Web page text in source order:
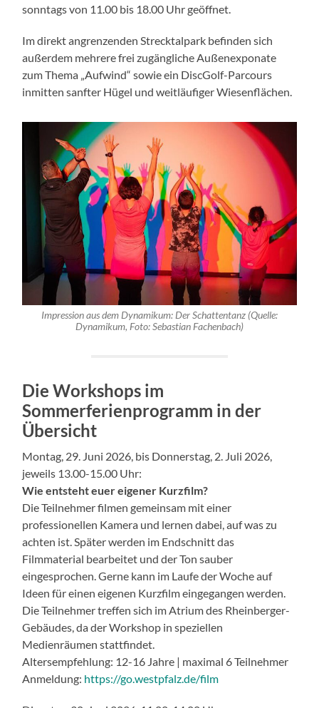
sonntags von 11.00 bis 18.00 Uhr geöffnet.
Im direkt angrenzenden Strecktalpark befinden sich
außerdem mehrere frei zugängliche Außenexponate
zum Thema „Aufwind“ sowie ein DiscGolf-Parcours
inmitten sanfter Hügel und weitläufiger Wiesenflächen.
Impression aus dem Dynamikum: Der Schattentanz (Quelle:
Dynamikum, Foto: Sebastian Fachenbach)
Die Workshops im
Sommerferienprogramm in der
Übersicht
Montag, 29. Juni 2026, bis Donnerstag, 2. Juli 2026,
jeweils 13.00-15.00 Uhr:
Wie entsteht euer eigener Kurzfilm?
Die Teilnehmer filmen gemeinsam mit einer
professionellen Kamera und lernen dabei, auf was zu
achten ist. Später werden im Endschnitt das
Filmmaterial bearbeitet und der Ton sauber
eingesprochen. Gerne kann im Laufe der Woche auf
Ideen für einen eigenen Kurzfilm eingegangen werden.
Die Teilnehmer treffen sich im Atrium des Rheinberger-
Gebäudes, da der Workshop in speziellen
Medienräumen stattfindet.
Altersempfehlung: 12-16 Jahre | maximal 6 Teilnehmer
Anmeldung: https://go.westpfalz.de/film